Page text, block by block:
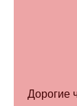
Дорогие